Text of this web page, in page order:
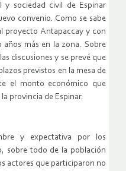
y sociedad civil de Espinar
convenio. Como se sabe
proyecto Antapaccay y con
más en la zona. Sobre
discusiones y se prevé que
previstos en la mesa de
el monto económico que
provincia de Espinar.
y expectativa por los
sobre todo de la población
actores que participaron no